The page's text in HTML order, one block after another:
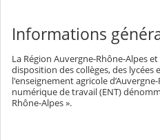
Informations
La Région Auvergne-Rhône-Alpes
disposition des collèges, des lycées
l'enseignement agricole
numérique de travail (ENT)
Rhône-Alpes ».